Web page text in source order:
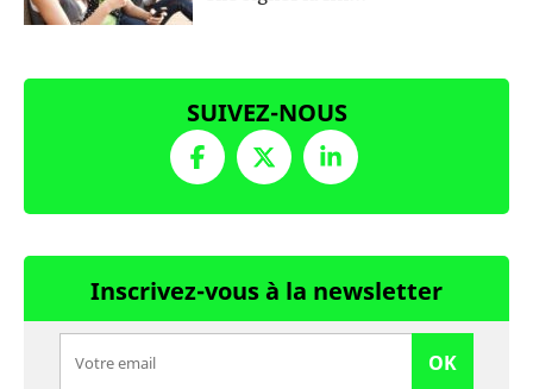
SUIVEZ-NOUS
Inscrivez-vous à la newsletter
OK